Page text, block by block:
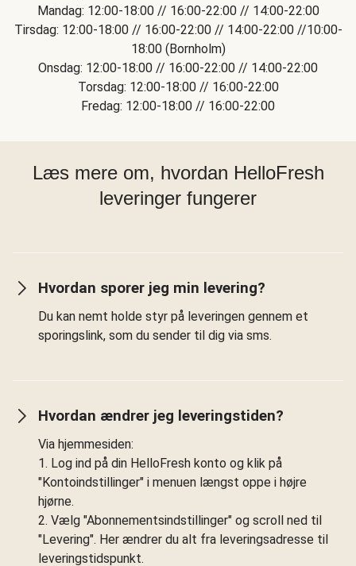
Mandag: 12:00-18:00 // 16:00-22:00 // 14:00-22:00
Tirsdag: 12:00-18:00 // 16:00-22:00 // 14:00-22:00 //10:00-
18:00 (Bornholm)
Onsdag: 12:00-18:00 // 16:00-22:00 // 14:00-22:00
Torsdag: 12:00-18:00 // 16:00-22:00
Fredag: 12:00-18:00 // 16:00-22:00
Læs mere om, hvordan HelloFresh
leveringer fungerer
Hvordan sporer jeg min levering?
Du kan nemt holde styr på leveringen gennem et
sporingslink, som du sender til dig via sms.
Hvordan ændrer jeg leveringstiden?
Via hjemmesiden:
1. Log ind på din HelloFresh konto og klik på
"Kontoindstillinger" i menuen længst oppe i højre
hjørne.
2. Vælg "Abonnementsindstillinger" og scroll ned til
"Levering". Her ændrer du alt fra leveringsadresse til
leveringstidspunkt.